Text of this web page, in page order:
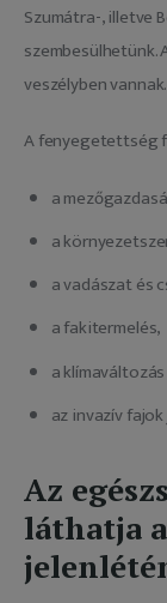
Szumátra-, illetve
szembesülhetünk.
veszélyben vannak.
A fenyegetettség
a
a
a vadászat és
a fakitermelés,
a
az invazív
Az
láthatja